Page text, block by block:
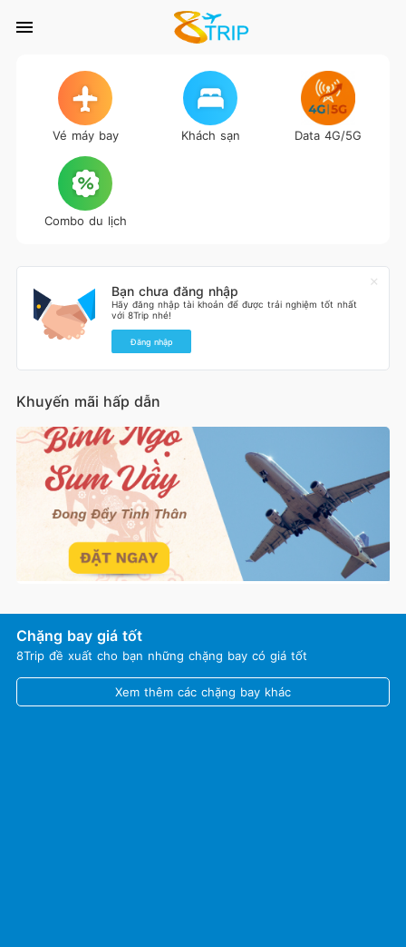
Vé máy bay Khách sạn Data 4G/5G
Combo du lịch
Bạn chưa đăng nhập
Hãy đăng nhập tài khoản để được trải nghiệm tốt nhất
với 8Trip nhé!
Đăng nhập
Khuyến mãi hấp dẫn
Chặng bay giá tốt
8Trip đề xuất cho bạn những chặng bay có giá tốt
Xem thêm các chặng bay khác